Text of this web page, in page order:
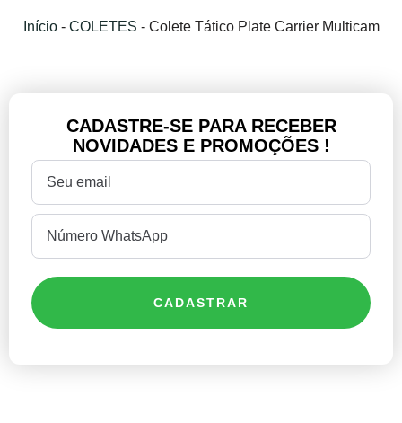
Início- COLETES - Colete Tático Plate Carrier Multicam
CADASTRE-SE PARA RECEBER
NOVIDADES E PROMOÇÕES !
CADASTRAR